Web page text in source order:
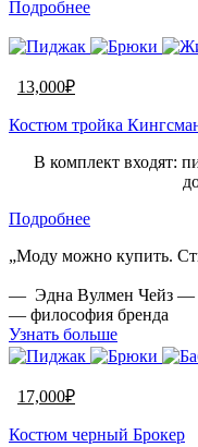
Подробнее
13,000₽
Костюм тройка
В комплект входят:
Подробнее
„Моду можно купить.
— Эдна Вулмен Чейз —
— философия бренда
Узнать больше
17,000₽
Костюм черный Брокер